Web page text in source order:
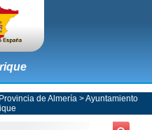
Provincia de Almería >Ayuntamiento